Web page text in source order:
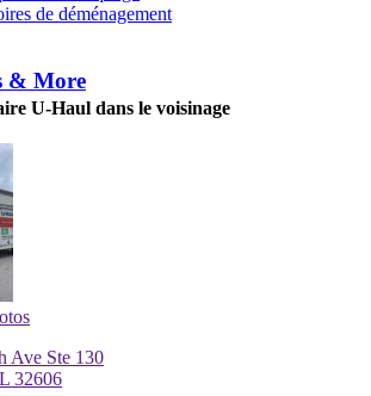
de déménagement
& More
U-Haul dans le voisinage
Ave Ste 130
32606